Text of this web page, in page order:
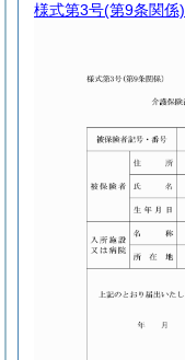
様式第3号(第9条関係)